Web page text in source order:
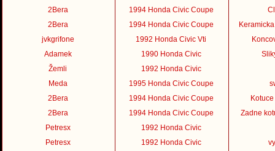
2Bera
1994 Honda Civic Coupe
2Bera
1994 Honda Civic Coupe
jvkgrifone
1992 Honda Civic Vti
Adamek
1990 Honda Civic
Žemli
1992 Honda Civic
Meda
1995 Honda Civic Coupe
2Bera
1994 Honda Civic Coupe
2Bera
1994 Honda Civic Coupe
Zadne
Petresx
1992 Honda Civic
Petresx
1992 Honda Civic